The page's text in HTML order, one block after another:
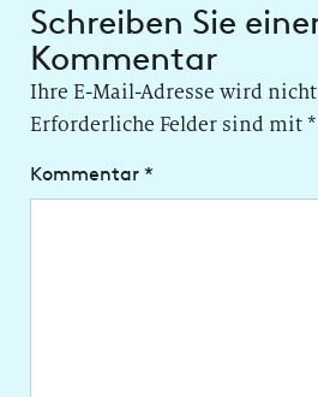
Schreiben Sie
Kommentar
Ihre E-Mail-Adresse wird
Erforderliche Felder sind mit*
Kommentar *